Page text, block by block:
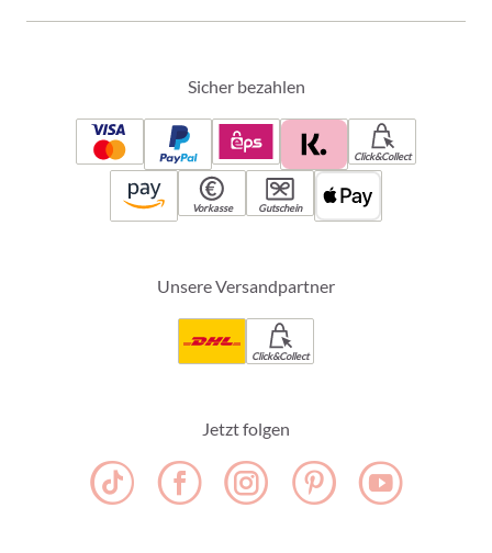
Sicher bezahlen
Click&Collect
Vorkasse Gutschein
Unsere Versandpartner
Click&Collect
Jetzt folgen